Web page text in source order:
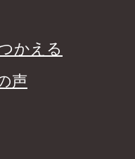
かえる
声